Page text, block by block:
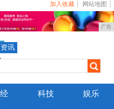
加入收藏 网站地图
广告
资讯
科技 娱乐